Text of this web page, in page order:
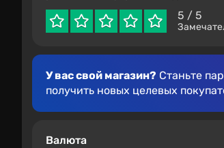
5 / 5
У вас свой магазин? Станьте
получить новых целевых
Валюта